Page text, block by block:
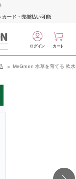
カード・売掛払い可能
ログイン カート
MeGreen 水草を育てる 軟